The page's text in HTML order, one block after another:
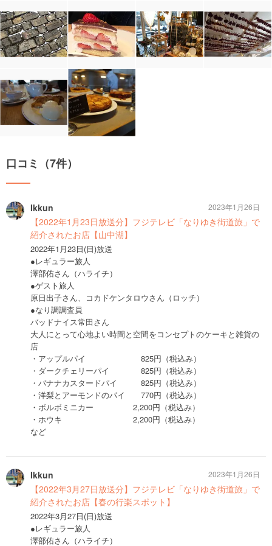
口コミ（7件）
Ikkun
【2022年1月23日放送分】フジテレビ「なりゆき街道旅」で
紹介されたお店【山中湖】
2022年1月23日(日)放送
●レギュラー旅人
澤部佑さん（ハライチ）
●ゲスト旅人
原日出子さん、コカドケンタロウさん（ロッチ）
●なり調調査員
バッドナイス常田さん
大人にとって心地よい時間と空間をコンセプトのケーキと雑貨の
店
・アップルパイ 825円（税込み）
・ダークチェリーパイ 825円（税込み）
・バナナカスタードパイ 825円（税込み）
・洋梨とアーモンドのパイ 770円（税込み）
・ボルボミニカー 2,200円（税込み）
・ホウキ 2,200円（税込み）
など
2023年1月26日
Ikkun
【2022年3月27日放送分】フジテレビ「なりゆき街道旅」で
紹介されたお店【春の行楽スポット】
2022年3月27日(日)放送
●レギュラー旅人
澤部佑さん（ハライチ）
2023年1月26日